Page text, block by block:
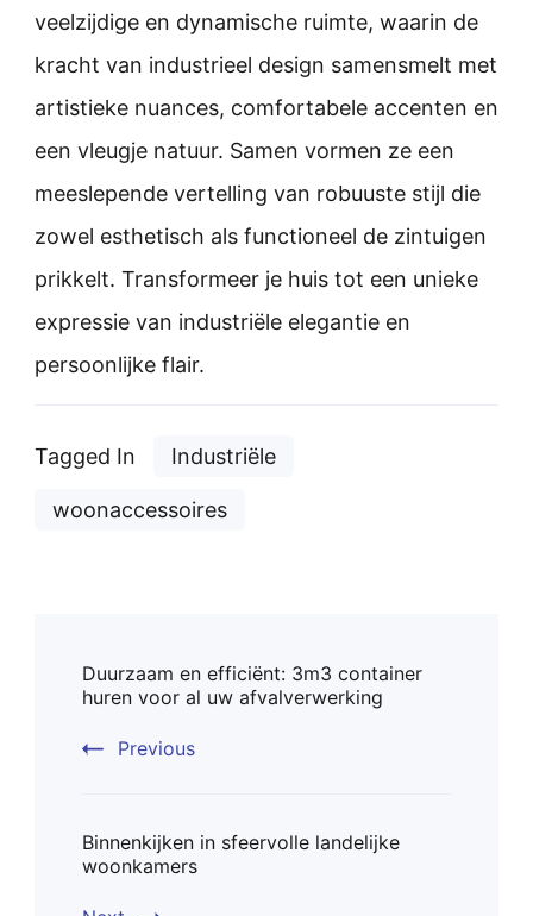
veelzijdige en dynamische ruimte, waarin de
kracht van industrieel design samensmelt met
artistieke nuances, comfortabele accenten en
een vleugje natuur. Samen vormen ze een
meeslepende vertelling van robuuste stijl die
zowel esthetisch als functioneel de zintuigen
prikkelt. Transformeer je huis tot een unieke
expressie van industriële elegantie en
persoonlijke flair.
Tagged In Industriële
woonaccessoires
Navigation
Duurzaam en efficiënt: 3m3 container
huren voor al uw afvalverwerking
Previous
Binnenkijken in sfeervolle landelijke
woonkamers